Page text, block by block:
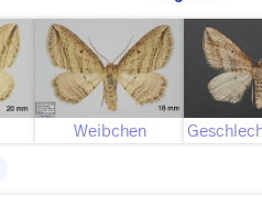
Weibchen